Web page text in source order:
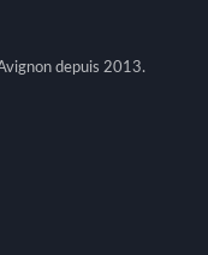
depuis 2013.